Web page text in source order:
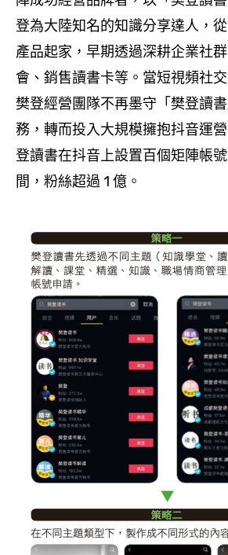
登為大陸知名的知識分享達人，
產品起家，早期透過深耕企業社
會、銷售讀書卡等。當短視頻社
樊登經營團隊不再墨守「樊登讀
務，轉而投入大規模擁抱抖音運
登讀書在抖音上設置百個矩陣帳
間，粉絲超過 1 億。